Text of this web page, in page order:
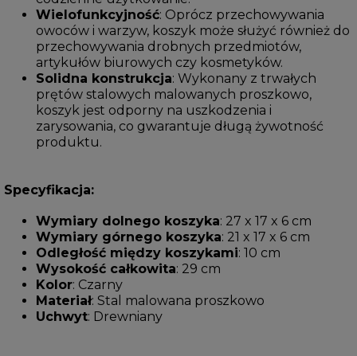
Wielofunkcyjność: Oprócz przechowywania
owoców i warzyw, koszyk może służyć również do
przechowywania drobnych przedmiotów,
artykułów biurowych czy kosmetyków.
Solidna konstrukcja: Wykonany z trwałych
prętów stalowych malowanych proszkowo,
koszyk jest odporny na uszkodzenia i
zarysowania, co gwarantuje długą żywotność
produktu.
Specyfikacja:
Wymiary dolnego koszyka: 27 x 17 x 6 cm
Wymiary górnego koszyka: 21 x 17 x 6 cm
Odległość między koszykami: 10 cm
Wysokość całkowita: 29 cm
Kolor: Czarny
Materiał: Stal malowana proszkowo
Uchwyt: Drewniany